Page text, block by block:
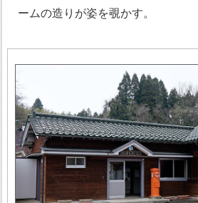
ームの造りが姿を覗かす。